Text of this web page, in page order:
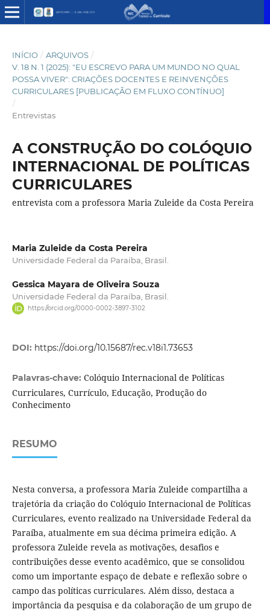
INÍCIO / ARQUIVOS /
V. 18 N. 1 (2025): "EU ESCREVO PARA UM MUNDO NO QUAL
POSSA VIVER": CRIAÇÕES DOCENTES E REINVENÇÕES
CURRICULARES [PUBLICAÇÃO EM FLUXO CONTÍNUO]
/
Entrevistas
A CONSTRUÇÃO DO COLÓQUIO
INTERNACIONAL DE POLÍTICAS
CURRICULARES
entrevista com a professora Maria Zuleide da Costa Pereira
Maria Zuleide da Costa Pereira
Universidade Federal da Paraíba, Brasil.
Gessica Mayara de Oliveira Souza
Universidade Federal da Paraíba, Brasil.
https://orcid.org/0000-0002-3897-3102
DOI: https://doi.org/10.15687/rec.v18i1.73653
Palavras-chave: Colóquio Internacional de Políticas
Curriculares, Currículo, Educação, Produção do
Conhecimento
RESUMO
Nesta conversa, a professora Maria Zuleide compartilha a
trajetória da criação do Colóquio Internacional de Políticas
Curriculares, evento realizado na Universidade Federal da
Paraíba, atualmente em sua décima primeira edição. A
professora Zuleide revela as motivações, desafios e
contribuições desse evento acadêmico, que se consolidou
como um importante espaço de debate e reflexão sobre o
campo das políticas curriculares. Além disso, destaca a
importância da pesquisa e da colaboração de um grupo de